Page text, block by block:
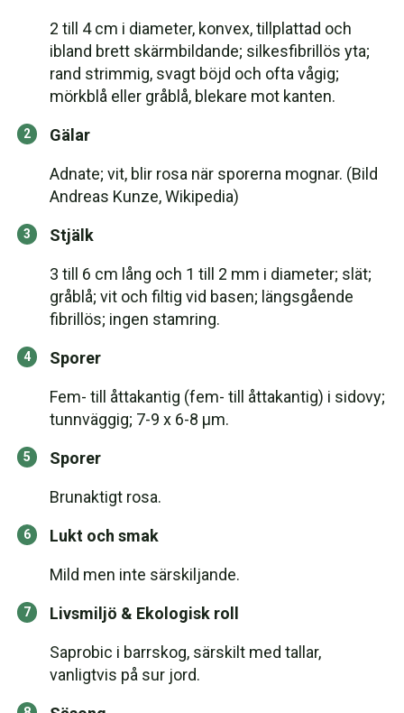
2 till 4 cm i diameter, konvex, tillplattad och
ibland brett skärmbildande; silkesfibrillös yta;
rand strimmig, svagt böjd och ofta vågig;
mörkblå eller gråblå, blekare mot kanten.
Gälar
Adnate; vit, blir rosa när sporerna mognar. (Bild
Andreas Kunze, Wikipedia)
Stjälk
3 till 6 cm lång och 1 till 2 mm i diameter; slät;
gråblå; vit och filtig vid basen; längsgående
fibrillös; ingen stamring.
Sporer
Fem- till åttakantig (fem- till åttakantig) i sidovy;
tunnväggig; 7-9 x 6-8 μm.
Sporer
Brunaktigt rosa.
Lukt och smak
Mild men inte särskiljande.
Livsmiljö & Ekologisk roll
Saprobic i barrskog, särskilt med tallar,
vanligtvis på sur jord.